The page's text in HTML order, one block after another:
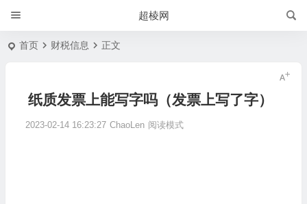
超棱网
首页 财税信息 正文
纸质发票上能写字吗（发票上写了字）
2023-02-14 16:23:27 ChaoLen 阅读模式